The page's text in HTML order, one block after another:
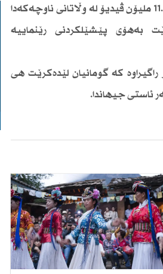
بۆ بەكارهێنەرانی لە ناوچەی رۆژهەڵاتی ناوەڕاست و باكوری ئەفریقا ئاماژەی كردوە، زیاتر لە 11.7 ملیۆن ڤیدیۆ لە وڵاتانی ناوچەكەدا
بەهۆی پێشێلكردنی رێنماییە
كۆتایی ساڵی 2025ـەوە نزیكەی 23.8 ملیۆن هەژمار راگیراوە كە گومانیان لێدەكرێت هی